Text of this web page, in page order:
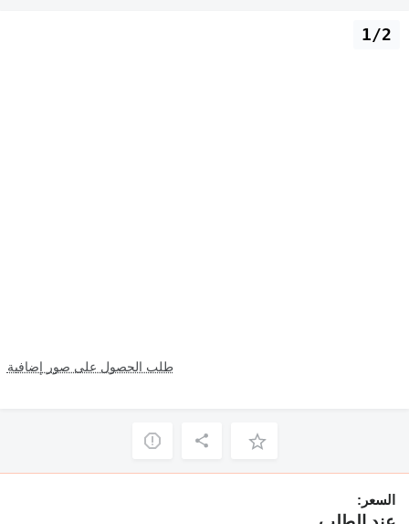
طلب الحصول على صور إضافية
1/2
السعر: